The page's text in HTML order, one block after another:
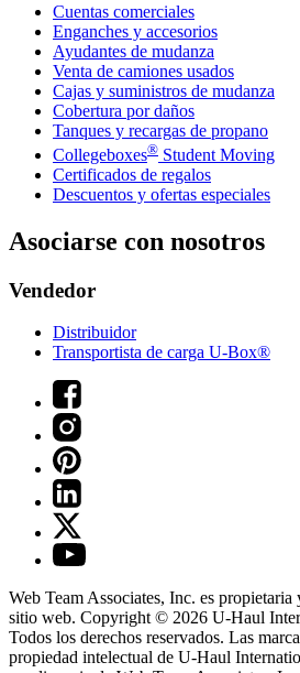
Cuentas comerciales
Enganches y accesorios
Ayudantes de mudanza
Venta de camiones usados
Cajas y suministros de mudanza
Cobertura por daños
Tanques y recargas de propano
Collegeboxes® Student Moving
Certificados de regalos
Descuentos y ofertas especiales
Asociarse con nosotros
Vendedor
Distribuidor
Transportista de carga U-Box®
Web Team Associates, Inc. es propietaria
sitio web. Copyright © 2026 U-Haul
Todos los derechos reservados. Las
propiedad intelectual de U-Haul